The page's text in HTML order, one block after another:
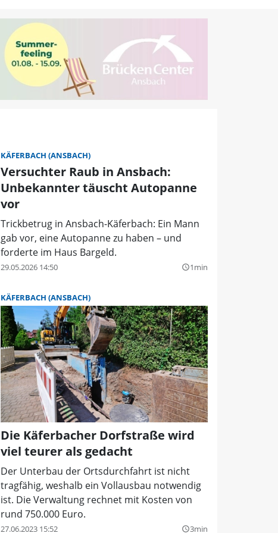
KÄFERBACH (ANSBACH)
Versuchter Raub in Ansbach:
Unbekannter täuscht Autopanne
vor
Trickbetrug in Ansbach-Käferbach: Ein Mann
gab vor, eine Autopanne zu haben – und
forderte im Haus Bargeld.
29.05.2026 14:50 query_builder1min
KÄFERBACH (ANSBACH)
Die Käferbacher Dorfstraße wird
viel teurer als gedacht
Der Unterbau der Ortsdurchfahrt ist nicht
tragfähig, weshalb ein Vollausbau notwendig
ist. Die Verwaltung rechnet mit Kosten von
rund 750.000 Euro.
27.06.2023 15:52 query_builder3min